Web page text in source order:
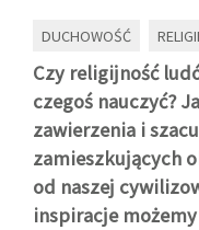
DUCHOWOŚĆ
Czy religijność
czegoś nauczyć?
zawierzenia i
zamieszkujących
od naszej
inspiracje